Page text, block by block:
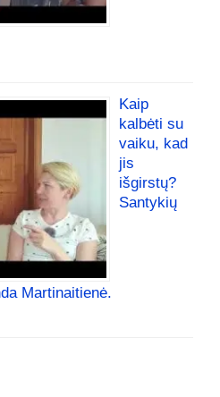
Kaip
kalbėti su
vaiku, kad
jis
išgirstų?
Santykių
Martinaitienė.